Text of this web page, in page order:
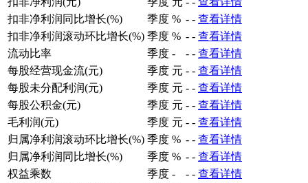
扣非净利润同比增长(%)
季度 % - - 查看详情
扣非净利润滚动环比增长(%) 季度 % - - 查看详情
流动比率
季度 - - - 查看详情
每股经营现金流(元)
季度 元 - - 查看详情
每股未分配利润(元)
季度 元 - - 查看详情
每股公积金(元)
季度 元 - - 查看详情
毛利润(元)
季度 元 - - 查看详情
归属净利润滚动环比增长(%) 季度 % - - 查看详情
归属净利润同比增长(%)
季度 % - - 查看详情
权益乘数
季度 - - - 查看详情